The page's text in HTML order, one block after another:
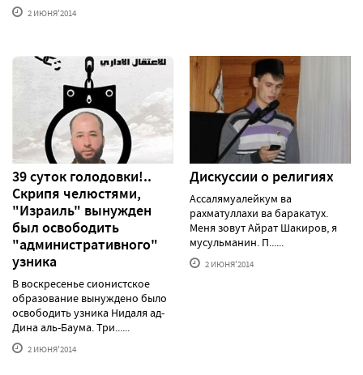
2 ИЮНЯ'2014
39 суток голодовки!..
Скрипя челюстями,
"Израиль" вынужден
был освободить
"административного"
узника
В воскресенье сионистское
образование вынуждено было
освободить узника Нидаля ад-
Дина аль-Баума. Три......
2 ИЮНЯ'2014
Дискуссии о религиях
Ассалямуалейкум ва
рахматуллахи ва баракатух.
Меня зовут Айрат Шакиров, я
мусульманин. П......
2 ИЮНЯ'2014